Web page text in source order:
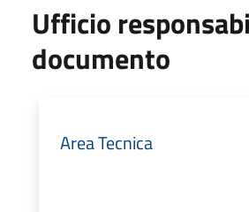
Ufficio
documento
Area Tecnica